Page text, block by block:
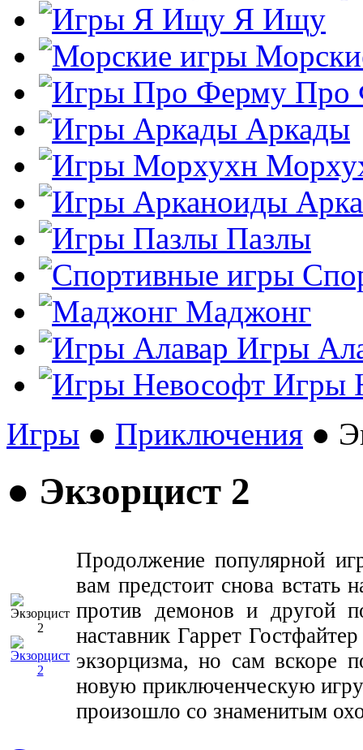
Я Ищу
Про
Аркады
Пазлы
Маджонг
Игры
Игры
Игры ● Приключения ●
● Экзорцист 2
Продолжение популярной
вам предстоит снова встать
против демонов и другой
наставник Гаррет
экзорцизма, но сам вскоре
новую приключенческую
произошло со знаменитым